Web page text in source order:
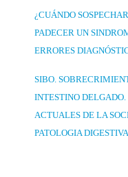
¿CUÁNDO
PADECER UN
ERRORES
SIBO.
INTESTINO
ACTUALES DE LA
PATOLOGIA